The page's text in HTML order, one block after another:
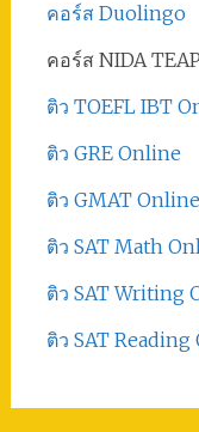
คอร์ส Duolingo
คอร์ส NIDA TEAP
ติว TOEFL IBT
ติว GRE Online
ติว GMAT Online
ติว SAT Math
ติว SAT Writing
ติว SAT